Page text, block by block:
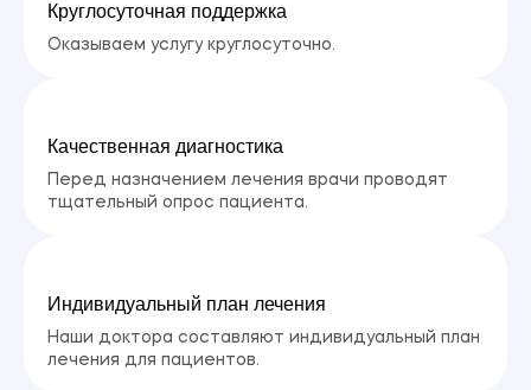
Круглосуточная поддержка
Оказываем услугу круглосуточно.
Качественная диагностика
Перед назначением лечения врачи проводят
тщательный опрос пациента.
Индивидуальный план лечения
Наши доктора составляют индивидуальный план
лечения для пациентов.